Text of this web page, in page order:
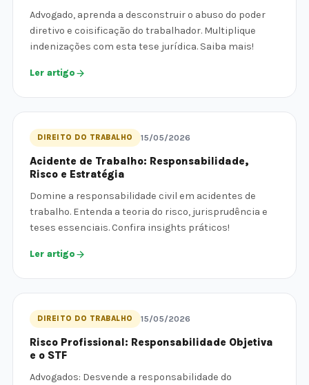
Advogado, aprenda a desconstruir o abuso do poder
diretivo e coisificação do trabalhador. Multiplique
indenizações com esta tese jurídica. Saiba mais!
Ler artigo
DIREITO DO TRABALHO 15/05/2026
Acidente de Trabalho: Responsabilidade,
Risco e Estratégia
Domine a responsabilidade civil em acidentes de
trabalho. Entenda a teoria do risco, jurisprudência e
teses essenciais. Confira insights práticos!
Ler artigo
DIREITO DO TRABALHO 15/05/2026
Risco Profissional: Responsabilidade Objetiva
e o STF
Advogados: Desvende a responsabilidade do